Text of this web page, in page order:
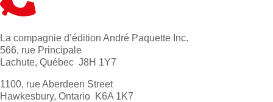
La compagnie d’édition André Paquette Inc.
566, rue Principale
Lachute, Québec J8H 1Y7
1100, rue Aberdeen Street
Hawkesbury, Ontario K6A 1K7